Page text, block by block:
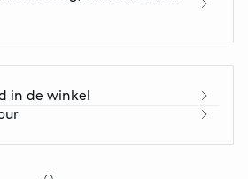
in de winkel